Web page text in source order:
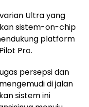
Ultra yang
sistem-on-chip
platform
Pro.
persepsi dan
di jalan
sistem ini